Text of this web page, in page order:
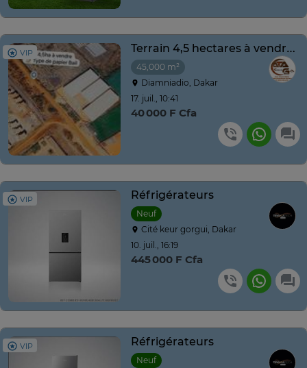
VIP Terrain 4,5 hectares à vendre à Diamniadio
45,000 m²
Diamniadio, Dakar
17. juil., 10:41
40 000 F Cfa
VIP Réfrigérateurs
Neuf
Cité keur gorgui, Dakar
10. juil., 16:19
445 000 F Cfa
VIP Réfrigérateurs
Neuf